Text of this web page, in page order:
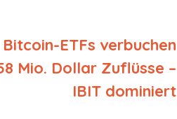
Bitcoin-ETFs verbuchen
Mio. Dollar Zuflüsse –
IBIT dominiert